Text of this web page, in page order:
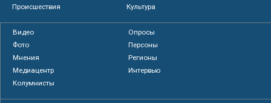
Происшествия
Культура
Видео
Опросы
Фото
Персоны
Мнения
Регионы
Медиацентр
Интервью
Колумнисты